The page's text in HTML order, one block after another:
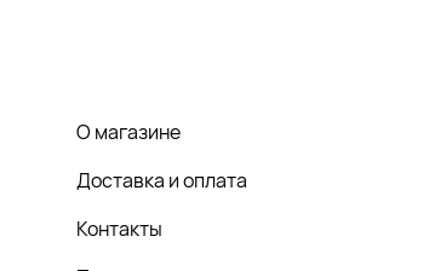
О магазине
Доставка и оплата
Контакты